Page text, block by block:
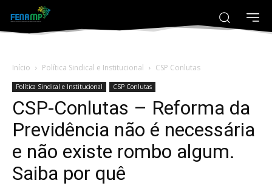
Início Política Sindical e Institucional CSP Conlutas
Política Sindical e Institucional CSP Conlutas
CSP-Conlutas – Reforma da
Previdência não é necessária
e não existe rombo algum.
Saiba por quê